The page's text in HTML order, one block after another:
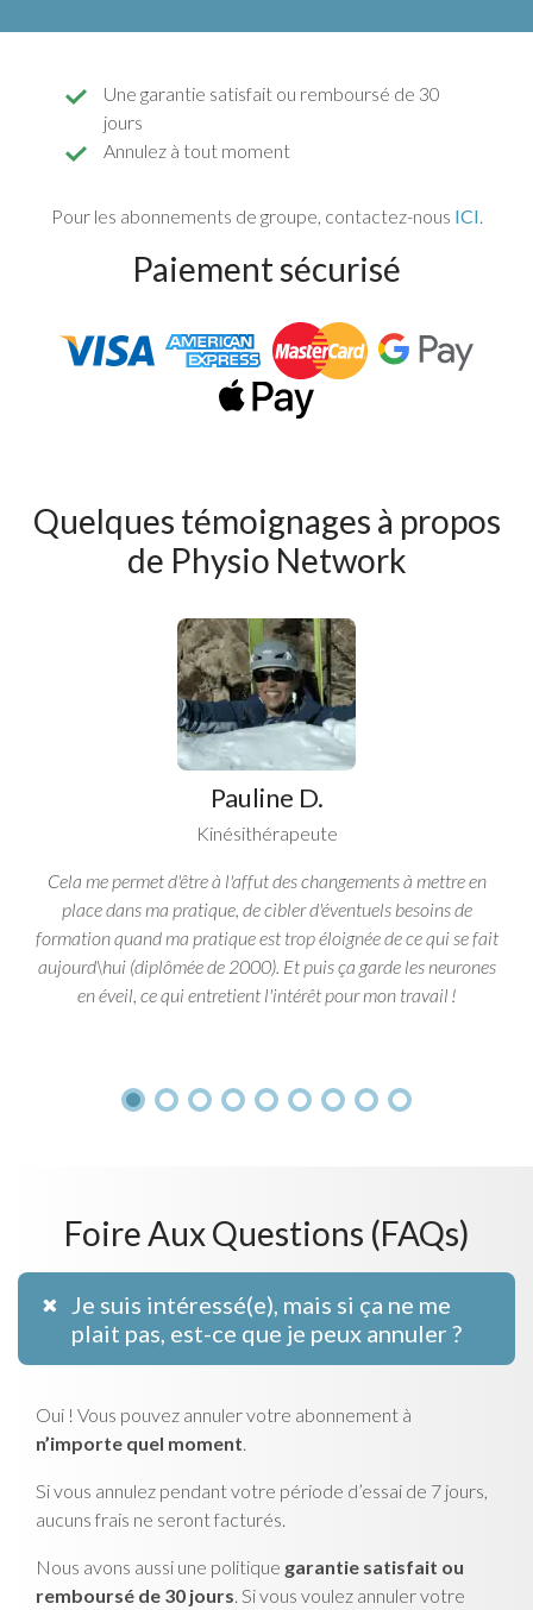
Une garantie satisfait ou remboursé de 30
jours
Annulez à tout moment
Pour les abonnements de groupe, contactez-nous ICI.
Paiement sécurisé
Quelques témoignages à propos
de Physio Network
Pauline D.
Kinésithérapeute
Cela me permet d'être à l'affut des changements à mettre en
place dans ma pratique, de cibler d'éventuels besoins de
formation quand ma pratique est trop éloignée de ce qui se fait
aujourd\hui (diplômée de 2000). Et puis ça garde les neurones
en éveil, ce qui entretient l'intérêt pour mon travail !
Foire Aux Questions (FAQs)
Je suis intéressé(e), mais si ça ne me
plait pas, est-ce que je peux annuler ?
Oui ! Vous pouvez annuler votre abonnement à
n’importe quel moment.
Si vous annulez pendant votre période d’essai de 7 jours,
aucuns frais ne seront facturés.
Nous avons aussi une politique garantie satisfait ou
remboursé de 30 jours. Si vous voulez annuler votre